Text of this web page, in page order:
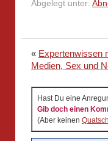
Abgelegt unter:
« Expertenwissen
Medien, Sex und
Hast Du eine
Gib doch einen
(Aber keinen Quatsch